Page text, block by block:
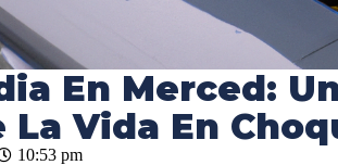
En Merced:
La Vida En
10:53 pm